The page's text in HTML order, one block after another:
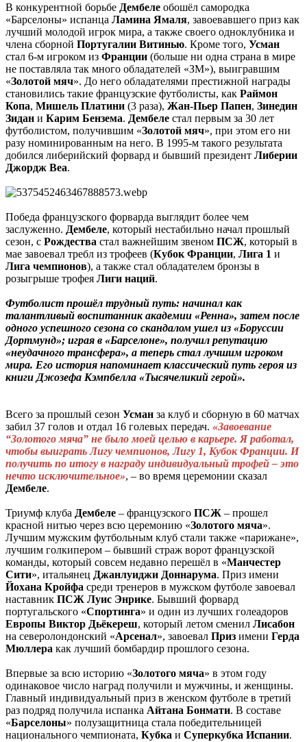
В конкурентной борьбе Дембеле обошёл самородка
«Барселоны» испанца Ламина Ямаля, завоевавшего приз как
лучший молодой игрок мира, а также своего одноклубника и
члена сборной Португалии Витинью. Кроме того, Усман
стал 6-м игроком из Франции (больше ни одна страна в мире
не поставляла так много обладателей «ЗМ»), выигравшим
«Золотой мяч». До него обладателями престижной награды
становились такие французские футболисты, как Раймон
Копа, Мишель Платини (3 раза), Жан-Пьер Папен, Зинедин
Зидан и Карим Бензема. Дембеле стал первым за 30 лет
футболистом, получившим «Золотой мяч», при этом его ни
разу номинированным на него. В 1995-м такого результата
добился либерийский форвард и бывший президент Либерии
Джордж Веа.
Победа французского форварда выглядит более чем
заслуженно. Дембеле, который нестабильно начал прошлый
сезон, с Рождества стал важнейшим звеном ПСЖ, который в
мае завоевал требл из трофеев (Кубок Франции, Лига 1 и
Лига чемпионов), а также стал обладателем бронзы в
розыгрыше трофея Лиги наций.
Футболист прошёл трудный путь: начинал как
талантливый воспитанник академии «Ренна», затем после
одного успешного сезона со скандалом ушел из «Боруссии
Дортмунд»; играя в «Барселоне», получил репутацию
«неудачного трансфера», а теперь стал лучшим игроком
мира. Его история напоминает классический путь героя из
книги Джозефа Кэмпбелла «Тысячеликий герой».
Всего за прошлый сезон Усман за клуб и сборную в 60 матчах
забил 37 голов и отдал 16 голевых передач. «Завоевание
“Золотого мяча” не было моей целью в карьере. Я работал,
чтобы выиграть Лигу чемпионов, Лигу 1, Кубок Франции. И
получить по итогу в награду индивидуальный трофей – это
нечто исключительное», – во время церемонии сказал
Дембеле.
Триумф клуба Дембеле – французского ПСЖ – прошел
красной нитью через всю церемонию «Золотого мяча».
Лучшим мужским футбольным клуб стали также «парижане»,
лучшим голкипером – бывший страж ворот французской
команды, который совсем недавно перешёл в «Манчестер
Сити», итальянец Джанлуиджи Доннарума. Приз имени
Йохана Кройфа среди тренеров в мужском футболе завоевал
наставник ПСЖ Луис Энрике. Бывший форвард
португальского «Спортинга» и один из лучших голеадоров
Европы Виктор Дьёкереш, который летом сменил Лисабон
на северолондонский «Арсенал», завоевал Приз имени Герда
Мюллера как лучший бомбардир прошлого сезона.
Впервые за всю историю «Золотого мяча» в этом году
одинаковое число наград получили и мужчины, и женщины.
Главный индивидуальный приз в женском футболе в третий
раз подряд получила испанка Айтана Бонмати. В составе
«Барселоны» полузащитница стала победительницей
национального чемпионата, Кубка и Суперкубка Испании.